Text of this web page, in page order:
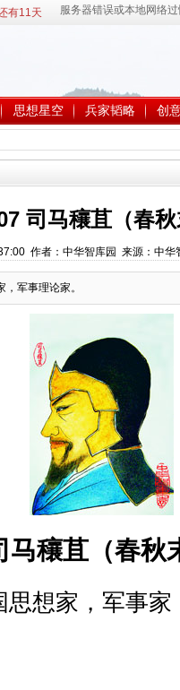
有11天
思想星空 兵家韬略 创
司马穰苴（春
作者：中华智库园 来源：中华
军事理论家。
马穰苴（春秋
思想家，军事